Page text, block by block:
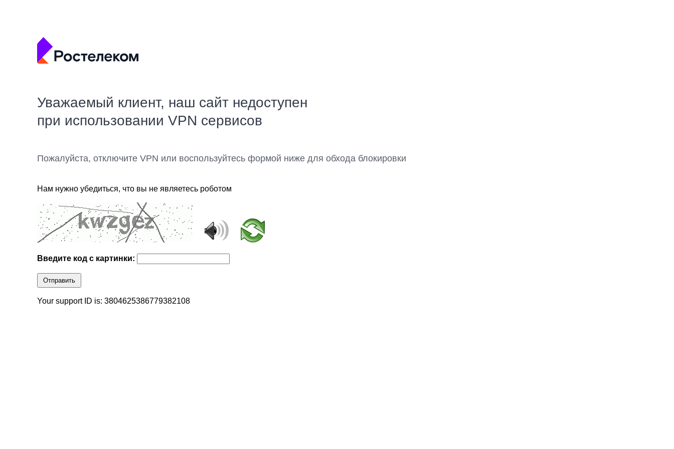
Уважаемый клиент, наш сайт недоступен
при использовании VPN сервисов
Пожалуйста, отключите VPN или воспользуйтесь формой ниже для обхода блокировки
Нам нужно убедиться, что вы не являетесь роботом
Введите код с картинки:
Отправить
Your support ID is: 3804625386779382108